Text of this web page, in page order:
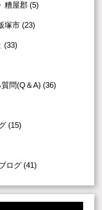
糟屋郡 (5)
塚市 (23)
(33)
問(Q＆A) (36)
(15)
ログ (41)